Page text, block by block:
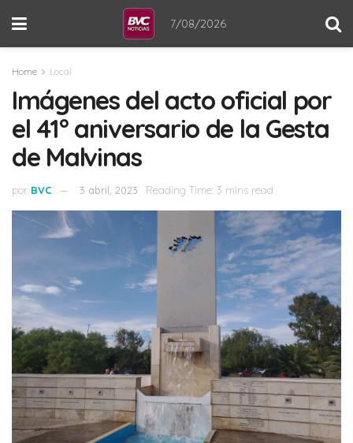
7/08/2026
Home Local
Imágenes del acto oficial por
el 41° aniversario de la Gesta
de Malvinas
por BVC 3 abril, 2023 Reading Time: 3 mins read